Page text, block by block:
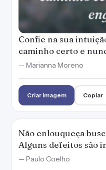
Confie na sua
caminho certo e
— Marianna Moreno
Criar imagem Copiar
Não enlouqueça
Alguns defeitos são
— Paulo Coelho